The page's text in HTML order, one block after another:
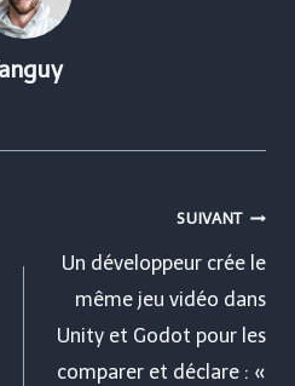
SUIVANT
Un développeur crée le
même jeu vidéo dans
Unity et Godot pour les
comparer et déclare : «